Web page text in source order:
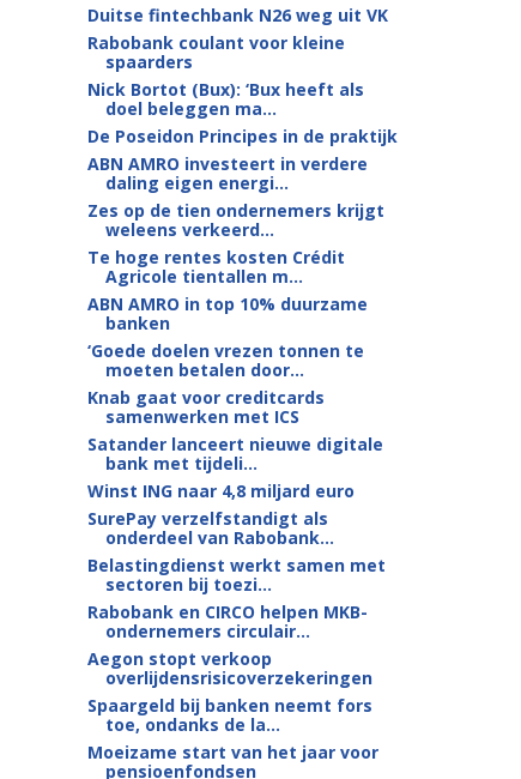
Duitse fintechbank N26 weg uit VK
Rabobank coulant voor kleine
spaarders
Nick Bortot (Bux): ‘Bux heeft als
doel beleggen ma...
De Poseidon Principes in de praktijk
ABN AMRO investeert in verdere
daling eigen energi...
Zes op de tien ondernemers krijgt
weleens verkeerd...
Te hoge rentes kosten Crédit
Agricole tientallen m...
ABN AMRO in top 10% duurzame
banken
‘Goede doelen vrezen tonnen te
moeten betalen door...
Knab gaat voor creditcards
samenwerken met ICS
Satander lanceert nieuwe digitale
bank met tijdeli...
Winst ING naar 4,8 miljard euro
SurePay verzelfstandigt als
onderdeel van Rabobank...
Belastingdienst werkt samen met
sectoren bij toezi...
Rabobank en CIRCO helpen MKB-
ondernemers circulair...
Aegon stopt verkoop
overlijdensrisicoverzekeringen
Spaargeld bij banken neemt fors
toe, ondanks de la...
Moeizame start van het jaar voor
pensioenfondsen